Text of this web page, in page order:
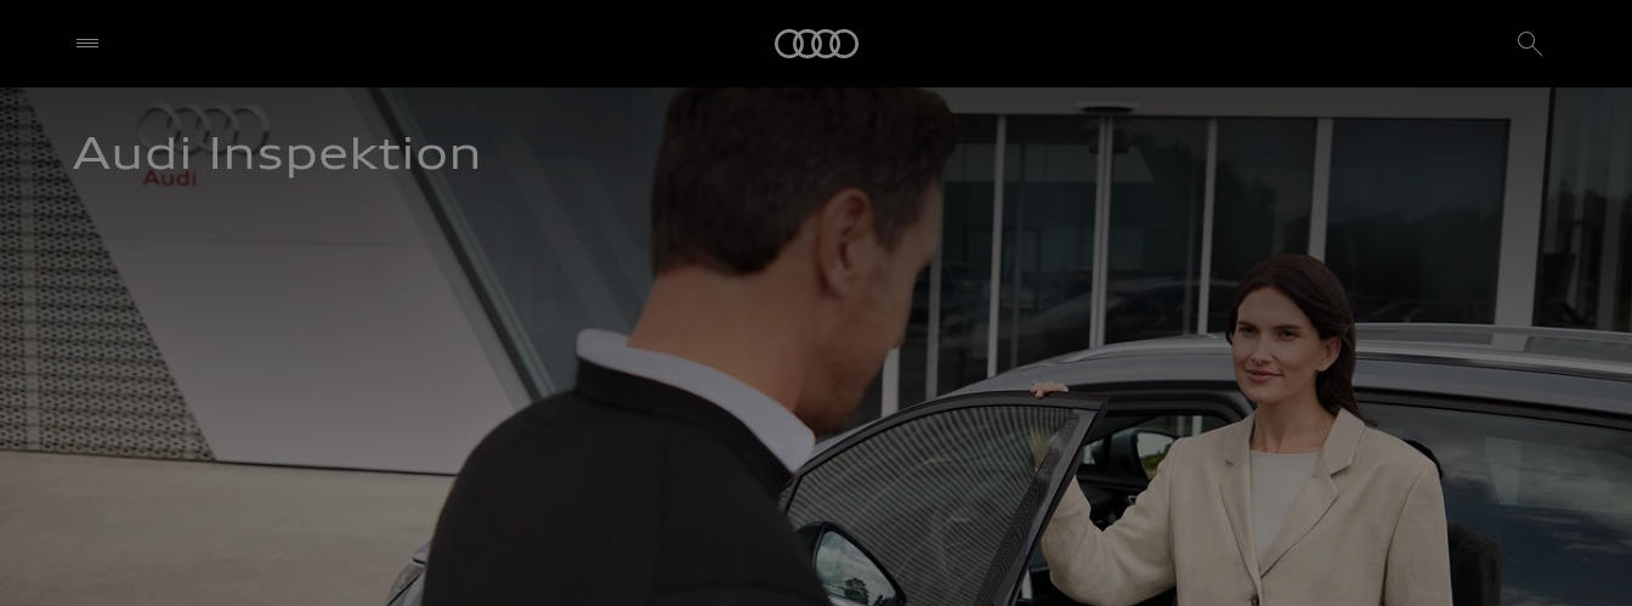
Audi Inspektion